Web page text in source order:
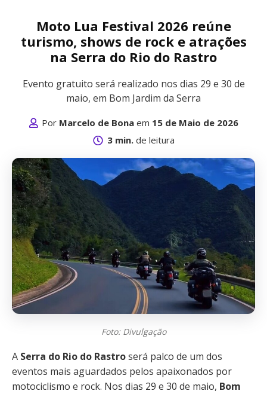
Moto Lua Festival 2026 reúne
turismo, shows de rock e atrações
na Serra do Rio do Rastro
Evento gratuito será realizado nos dias 29 e 30 de
maio, em Bom Jardim da Serra
Por Marcelo de Bonaem 15 de Maio de 2026
3 min.de leitura
Foto: Divulgação
A Serra do Rio do Rastroserá palco de um dos
eventos mais aguardados pelos apaixonados por
motociclismo e rock. Nos dias 29 e 30 de maio, Bom